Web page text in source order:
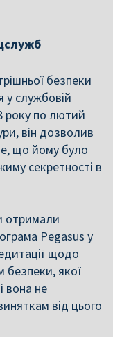
безпеки
у службовій
року по лютий
він дозволив
що йому було
секретності в
отримали
Pegasus у
щодо
безпеки, якої
вона не
від цього